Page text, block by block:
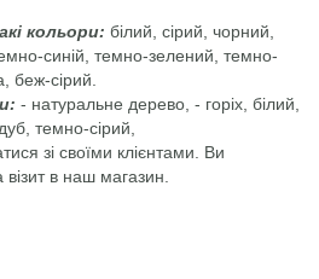
кольори: білий, сірий, чорний,
синій, темно-зелений, темно-
беж-сірий.
- натуральне дерево, - горіх, білий,
темно-сірий,
зі своїми клієнтами. Ви
в наш магазин.